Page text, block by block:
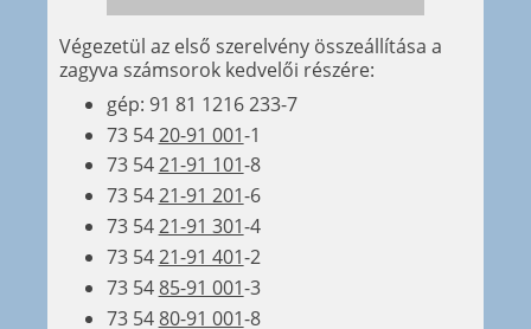
Végezetül az első szerelvény összeállítása a
zagyva számsorok kedvelői részére:
gép: 91 81 1216 233-7
73 5420-91 001-1
73 5421-91 101-8
73 5421-91 201-6
73 5421-91 301-4
73 5421-91 401-2
73 5485-91 001-3
73 5480-91 001-8